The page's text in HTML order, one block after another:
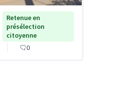
Retenue en
présélection
citoyenne
0